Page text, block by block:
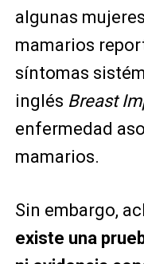
algunas
mamarios
síntomas
inglés Breast
enfermedad
mamarios.
Sin embargo,
existe una